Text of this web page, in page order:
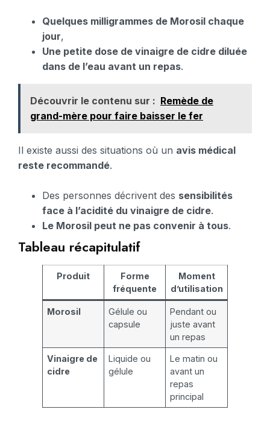
Quelques milligrammes de Morosil chaque
jour,
Une petite dose de vinaigre de cidre diluée
dans de l’eau avant un repas.
Découvrir le contenu sur : Remède de
grand-mère pour faire baisser le fer
Il existe aussi des situations où un avis médical
reste recommandé.
Des personnes décrivent des sensibilités
face à l’acidité du vinaigre de cidre.
Le Morosil peut ne pas convenir à tous.
Tableau récapitulatif
Produit
Forme
fréquente
Moment
d’utilisation
Morosil
Gélule ou
capsule
Pendant ou
juste avant
un repas
Vinaigre de
cidre
Liquide ou
gélule
Le matin ou
avant un
repas
principal